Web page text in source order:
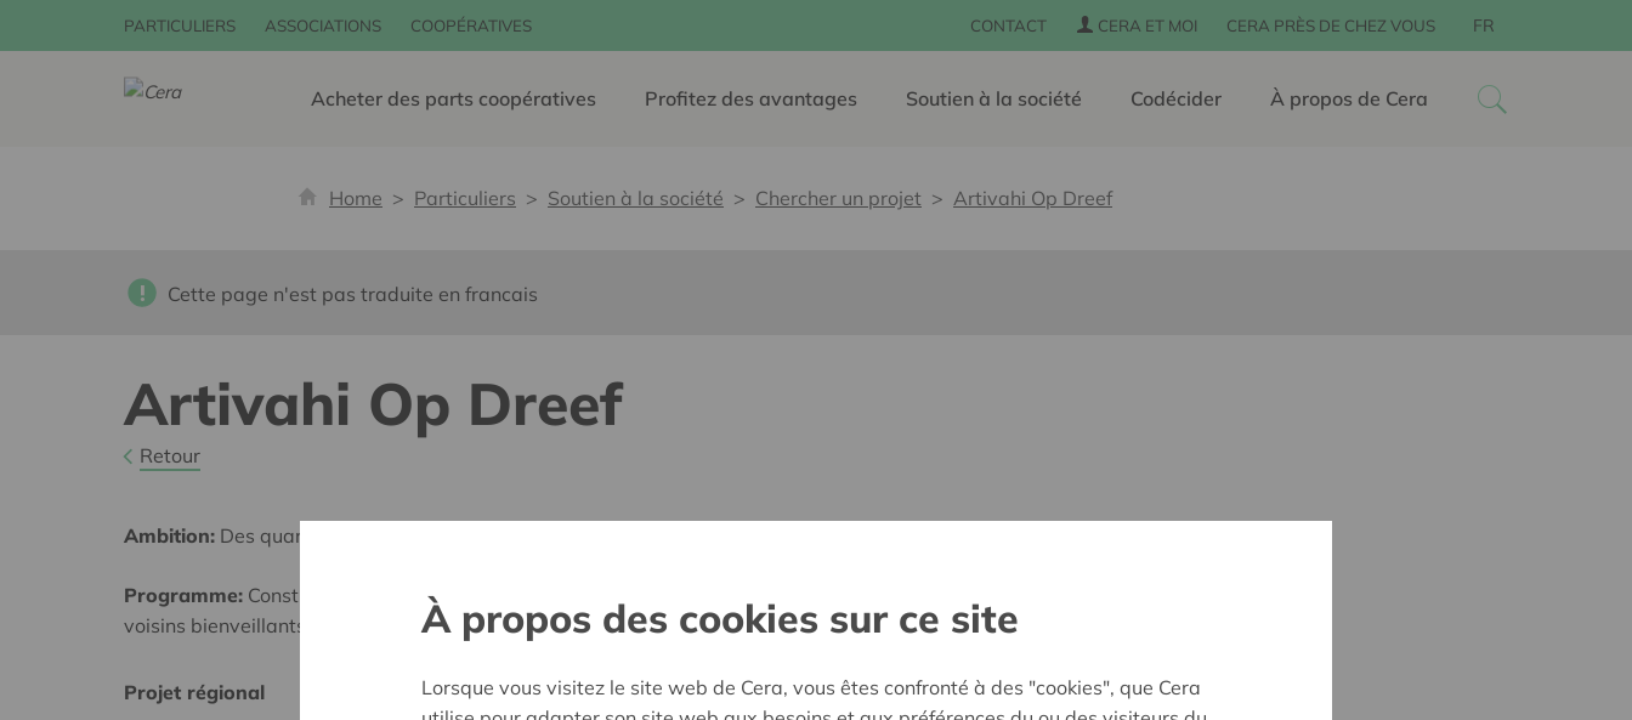
PARTICULIERS ASSOCIATIONS COOPÉRATIVES CONTACT CERA ET MOI CERA PRÈS DE CHEZ VOUS FR
Acheter des parts coopératives Profitez des avantages Soutien à la société Codécider À propos de Cera
Home Particuliers Soutien à la société Chercher un projet Artivahi Op Dreef
Cette page n'est pas traduite en francais
Artivahi Op Dreef
Retour
Ambition: Des quartiers chaleureux et bienveillants pour tous
Programme: Construire des villages et des quartiers forts, avec des
voisins bienveillants
Projet régional
Meetjesland
À propos des cookies sur ce site
Lorsque vous visitez le site web de Cera, vous êtes confronté à des "cookies", que Cera